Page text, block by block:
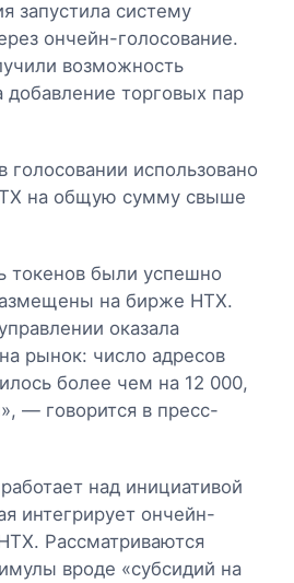
запустила систему
ончейн-голосование.
возможность
добавление торговых пар
голосовании использовано
на общую сумму свыше
токенов были успешно
на бирже HTX.
оказала
рынок: число адресов
более чем на 12 000,
— говорится в пресс-
над инициативой
интегрирует ончейн-
Рассматриваются
вроде «субсидий на